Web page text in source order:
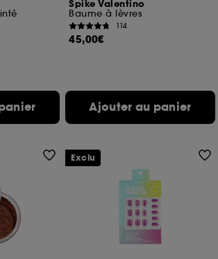
Spike Valentino
Baume à lèvres
114
45,00€
Ajouter au panier
Exclu